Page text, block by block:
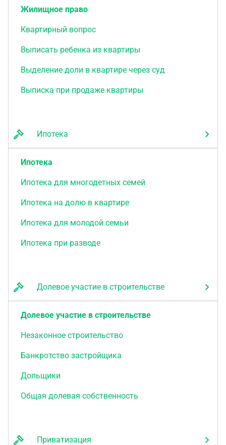
Жилищное право
Квартирный вопрос
Выписать ребенка из квартиры
Выделение доли в квартире через суд
Выписка при продаже квартиры
Ипотека
Ипотека
Ипотека для многодетных семей
Ипотека на долю в квартире
Ипотека для молодой семьи
Ипотека при разводе
Долевое участие в строительстве
Долевое участие в строительстве
Незаконное строительство
Банкротство застройщика
Дольщики
Общая долевая собственность
Приватизация